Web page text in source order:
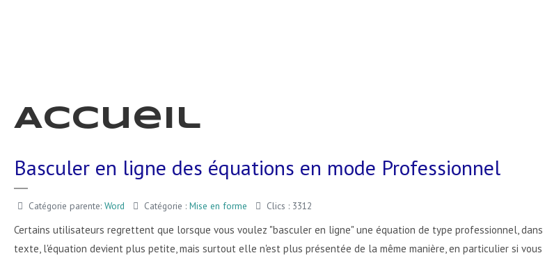
Accueil
Basculer en ligne des équations en mode Professionnel
Catégorie parente: Word Catégorie : Mise en forme Clics : 3312
Certains utilisateurs regrettent que lorsque vous voulez "basculer en ligne" une équation de type professionnel,
texte, l'équation devient plus petite, mais surtout elle n'est plus présentée de la même manière, en particulier si